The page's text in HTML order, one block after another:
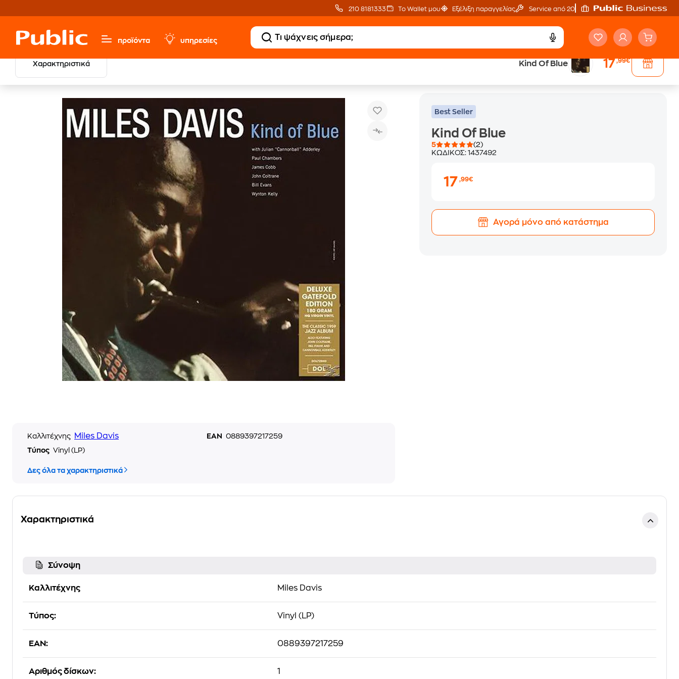
210 8181333 Το Wallet μου Εξέλιξη παραγγελίας Service από 20'
προϊόντα υπηρεσίες
Χαρακτηριστικά Kind Of Blue 17,99€
Καλλιτέχνης Miles Davis EAN
0889397217259
Τύπος Vinyl (LP)
Δες όλα τα χαρακτηριστικά
Best Seller
Kind Of Blue
5
(2)
ΚΩΔΙΚΟΣ:1437492
17,99€
Αγορά μόνο από κατάστημα
Χαρακτηριστικά
Σύνοψη
Καλλιτέχνης Miles Davis
Τύπος: Vinyl (LP)
EAN: 0889397217259
Αριθμός δίσκων: 1